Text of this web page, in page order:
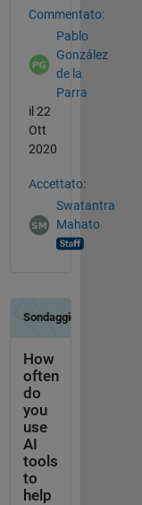
Commentato:
Pablo
González
de la
Parra
il 22
Ott
2020
Accettato:
Swatantra
Mahato